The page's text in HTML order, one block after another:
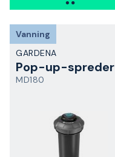
Vanning
GARDENA
Pop-up-spreder
MD180